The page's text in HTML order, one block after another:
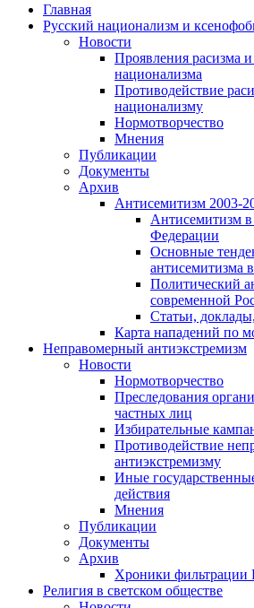
Главная
Русский национализм и
Новости
Проявления расизма
национализма
Противодействие
национализму
Нормотворчество
Мнения
Публикации
Документы
Архив
Антисемитизм 2003-
Антисемитизм в
Федерации
Основные
антисемитизма
Политический
современной
Статьи,
Карта нападений по
Неправомерный антиэкстремизм
Новости
Нормотворчество
Преследования
частных лиц
Избирательные
Противодействие
антиэкстремизму
Иные
действия
Мнения
Публикации
Документы
Архив
Хроники фильтрации
Религия в светском обществе